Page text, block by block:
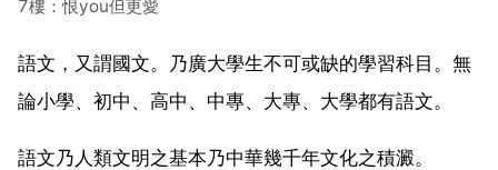
7樓：恨you但更愛
語文，又謂國文。乃廣大學生不可或缺的學習科目。無
論小學、初中、高中、中專、大專、大學都有語文。
語文乃人類文明之基本乃中華幾千年文化之積澱。